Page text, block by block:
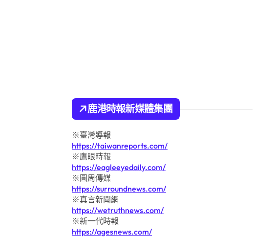
鹿港時報新媒體集團
※臺灣導報
https://taiwanreports.com/
※鷹眼時報
https://eagleeyedaily.com/
※圓周傳媒
https://surroundnews.com/
※真言新聞網
https://wetruthnews.com/
※新一代時報
https://agesnews.com/